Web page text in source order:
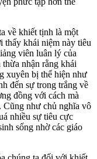
về khiết tịnh là một
thấy khái niệm này tiêu
viên luân lý của
nhận rằng khái
xuyên bị thể hiện như
đến sự trong trắng về
đồng với cách mà
Cũng như chủ nghĩa vô
nhiều sự tiêu cực
sống nhờ các giáo